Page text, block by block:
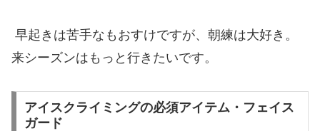
早起きは苦手なもおすけですが、朝練は大好き。
来シーズンはもっと行きたいです。
アイスクライミングの必須アイテム・フェイス
ガード